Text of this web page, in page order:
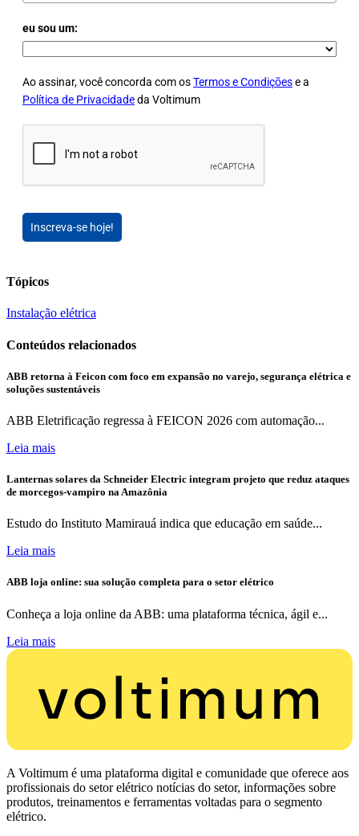
eu sou um:
Ao assinar, você concorda com osTermos e Condiçõese a
Política de Privacidadeda Voltimum
Inscreva-se hoje!
Tópicos
Instalação elétrica
Conteúdos relacionados
ABB retorna à Feicon com foco em expansão no varejo, segurança elétrica e
soluções sustentáveis
ABB Eletrificação regressa à FEICON 2026 com automação...
Leia mais
Lanternas solares da Schneider Electric integram projeto que reduz ataques
de morcegos-vampiro na Amazônia
Estudo do Instituto Mamirauá indica que educação em saúde...
Leia mais
ABB loja online: sua solução completa para o setor elétrico
Conheça a loja online da ABB: uma plataforma técnica, ágil e...
Leia mais
A Voltimum é uma plataforma digital e comunidade que oferece aos
profissionais do setor elétrico notícias do setor, informações sobre
produtos, treinamentos e ferramentas voltadas para o segmento
elétrico.